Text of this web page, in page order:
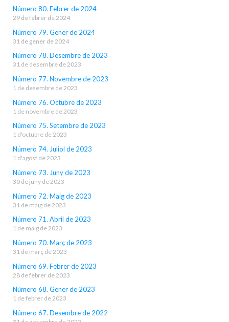
Número 80. Febrer de 2024
29 de febrer de 2024
Número 79. Gener de 2024
31 de gener de 2024
Número 78. Desembre de 2023
31 de desembre de 2023
Número 77. Novembre de 2023
1 de desembre de 2023
Número 76. Octubre de 2023
1 de novembre de 2023
Número 75. Setembre de 2023
1 d'octubre de 2023
Número 74. Juliol de 2023
1 d'agost de 2023
Número 73. Juny de 2023
30 de juny de 2023
Número 72. Maig de 2023
31 de maig de 2023
Número 71. Abril de 2023
1 de maig de 2023
Número 70. Març de 2023
31 de març de 2023
Número 69. Febrer de 2023
28 de febrer de 2023
Número 68. Gener de 2023
1 de febrer de 2023
Número 67. Desembre de 2022